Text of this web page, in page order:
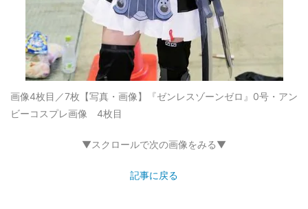
画像4枚目／7枚 【写真・画像】『ゼンレスゾーンゼロ』0号・アン
ビーコスプレ画像 4枚目
▼スクロールで次の画像をみる▼
記事に戻る